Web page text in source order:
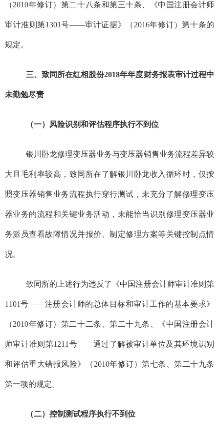
（2010年修订）第二十八条和第三十条、《中国注册会计师
审计准则第1301号——审计证据》（2016年修订）第十条的
规定。
三、致同所在红相股份2018年年度财务报表审计过程中
未勤勉尽责
（一）风险识别和评估程序执行不到位
银川卧龙修理变压器业务与变压器销售业务流程差异较
大且毛利率较高，致同所在了解银川卧龙收入循环时，仅按
照变压器销售业务流程执行穿行测试，未充分了解修理变压
器业务的流程和关键业务活动，未能恰当识别修理变压器业
务派员查看故障情况并报价、制定修理方案等关键控制点情
况。
致同所的上述行为违反了《中国注册会计师审计准则第
1101号——注册会计师的总体目标和审计工作的基本要求》
（2010年修订）第二十二条、第二十九条、《中国注册会计
师审计准则第1211号——通过了解被审计单位及其环境识别
和评估重大错报风险》（2010年修订）第七条、第二十九条
第一项的规定。
（二）控制测试程序执行不到位